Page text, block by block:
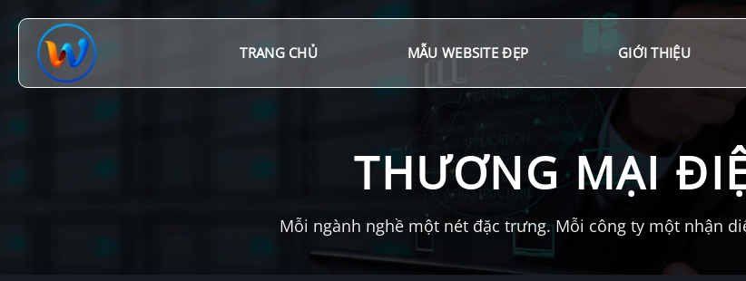
đến
TRANG CHỦ MẪU WEBSITE ĐẸP GIỚI THIỆU
THƯƠNG MẠI
Mỗi ngành nghề một nét đặc trưng. Mỗi công ty một nhận